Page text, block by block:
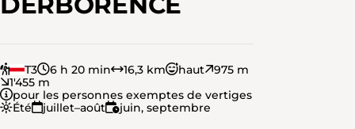
T3 6 h 20 min 16,3 km haut
975 m
1'455 m
pour les personnes exemptes de vertiges
Été
juillet–août juin, septembre